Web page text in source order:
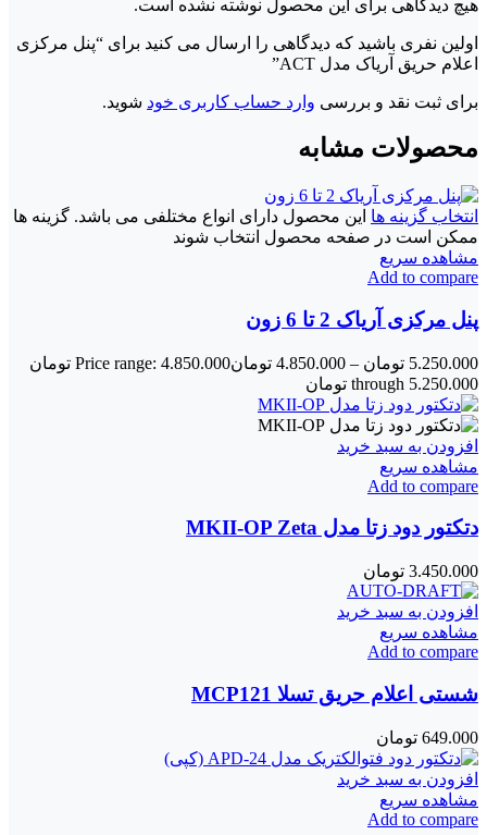
هیچ دیدگاهی برای این محصول نوشته نشده است.
اولین نفری باشید که دیدگاهی را ارسال می کنید برای “پنل مرکزی
اعلام حریق آریاک مدل ACT”
برای ثبت نقد و بررسی وارد حساب کاربری خود شوید.
محصولات مشابه
انتخاب گزینه ها این محصول دارای انواع مختلفی می باشد. گزینه ها
ممکن است در صفحه محصول انتخاب شوند
مشاهده سریع
Add to compare
پنل مرکزی آریاک 2 تا 6 زون
5.250.000 تومان –
4.850.000 تومان
Price range: 4.850.000 تومان
through 5.250.000 تومان
افزودن به سبد خرید
مشاهده سریع
Add to compare
دتکتور دود زتا مدل MKII-OP Zeta
3.450.000 تومان
افزودن به سبد خرید
مشاهده سریع
Add to compare
شستی اعلام حریق تسلا MCP121
649.000 تومان
افزودن به سبد خرید
مشاهده سریع
Add to compare